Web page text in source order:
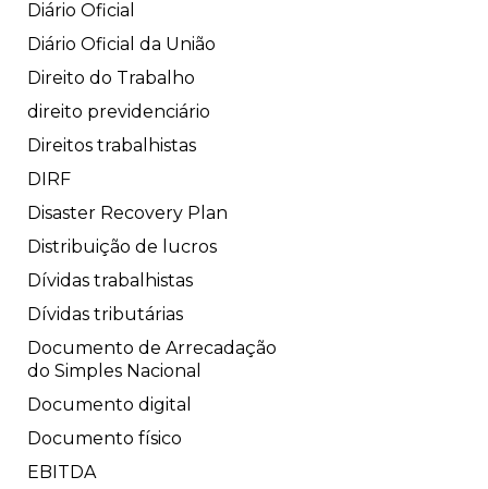
Diário Oficial
Diário Oficial da União
Direito do Trabalho
direito previdenciário
Direitos trabalhistas
DIRF
Disaster Recovery Plan
Distribuição de lucros
Dívidas trabalhistas
Dívidas tributárias
Documento de Arrecadação
do Simples Nacional
Documento digital
Documento físico
EBITDA